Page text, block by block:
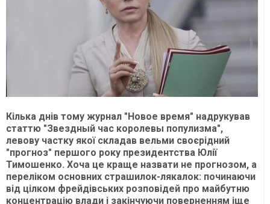
Кілька днів тому журнал "Новое время" надрукував
статтю "Звездный час королевы популизма",
левову частку якої складав вельми своєрідний
"прогноз" першого року президентства Юлії
Тимошенко. Хоча це краще назвати не прогнозом, а
переліком основних страшилок-лякалок: починаючи
від цілком фрейдівських розповідей про майбутню
концентрацію влади і закінчуючи поверненням іще